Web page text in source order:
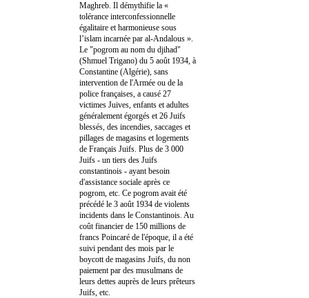
Maghreb. Il démythifie la «
tolérance interconfessionnelle
égalitaire et harmonieuse sous
l’islam incarnée par al-Andalous ».
Le "pogrom au nom du djihad"
(Shmuel Trigano) du 5 août 1934, à
Constantine (Algérie), sans
intervention de l'Armée ou de la
police françaises, a causé 27
victimes Juives, enfants et adultes
généralement égorgés et 26 Juifs
blessés, des incendies, saccages et
pillages de magasins et logements
de Français Juifs. Plus de 3 000
Juifs - un tiers des Juifs
constantinois - ayant besoin
d'assistance sociale après ce
pogrom, etc. Ce pogrom avait été
précédé le 3 août 1934 de violents
incidents dans le Constantinois. Au
coût financier de 150 millions de
francs Poincaré de l'époque, il a été
suivi pendant des mois par le
boycott de magasins Juifs, du non
paiement par des musulmans de
leurs dettes auprès de leurs prêteurs
Juifs, etc.